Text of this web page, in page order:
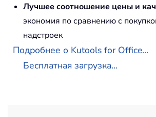
Лучшее соотношение цены и
экономия по сравнению с
надстроек
Подробнее о Kutools for Office...
Бесплатная загрузка...